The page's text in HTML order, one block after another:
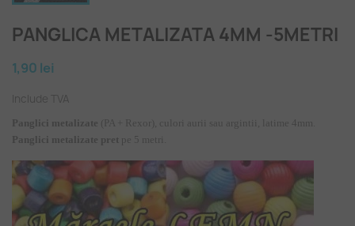
PANGLICA METALIZATA 4MM -5METRI
1,90 lei
Include TVA
Panglici metalizate (PA + Rexor), culori aurii sau argintii, latime 4mm.
Panglici metalizate pret pe 5 metri.